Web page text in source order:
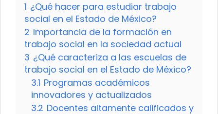
1 ¿Qué hacer para estudiar trabajo
social en el Estado de México?
2 Importancia de la formación en
trabajo social en la sociedad actual
3 ¿Qué caracteriza a las escuelas de
trabajo social en el Estado de México?
3.1 Programas académicos
innovadores y actualizados
3.2 Docentes altamente calificados y